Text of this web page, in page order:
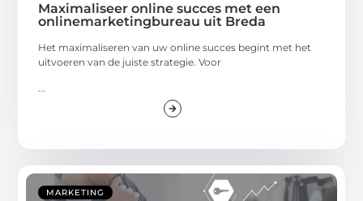
Maximaliseer online succes met een
onlinemarketingbureau uit Breda
Het maximaliseren van uw online succes begint met het
uitvoeren van de juiste strategie. Voor
...
MARKETING